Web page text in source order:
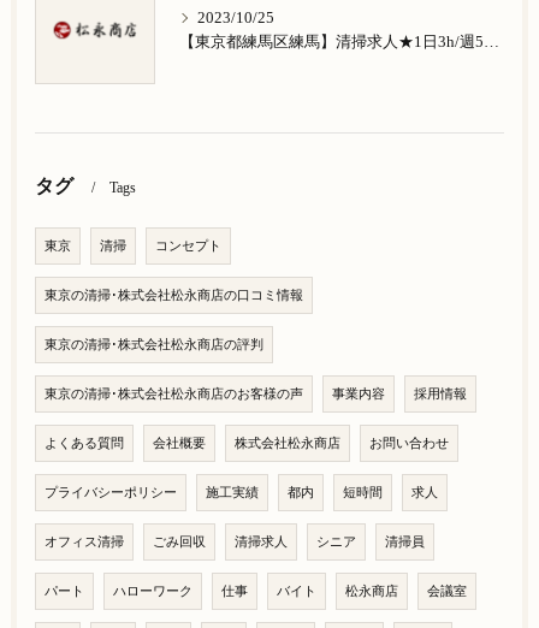
2023/10/25
【東京都練馬区練馬】清掃求人★1日3h/週5日/祝日お休み★南大泉在住の方歓迎
タグ Tags
東京 清掃 コンセプト
東京の清掃･株式会社松永商店の口コミ情報
東京の清掃･株式会社松永商店の評判
東京の清掃･株式会社松永商店のお客様の声 事業内容 採用情報
よくある質問 会社概要 株式会社松永商店 お問い合わせ
プライバシーポリシー 施工実績 都内 短時間 求人
オフィス清掃 ごみ回収 清掃求人 シニア 清掃員
パート ハローワーク 仕事 バイト 松永商店 会議室